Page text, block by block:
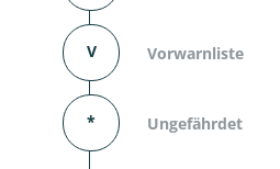
V Vorwarnliste
* Ungefährdet